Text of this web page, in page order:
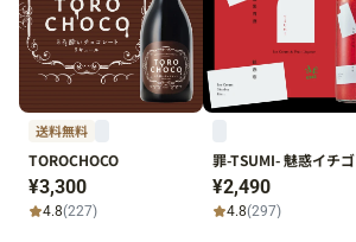
送料無料
TOROCHOCO
¥3,300
4.8(227)
罪-TSUMI- 魅惑イチゴ
¥2,490
4.8(297)